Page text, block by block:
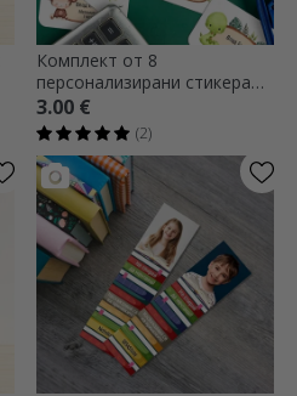
Комплект от 8
персонализирани стикера
(самозалепващи се етикети)
за училище с текст -
Животни
3.00 €
(2)